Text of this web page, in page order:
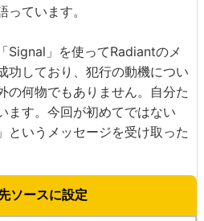
ています。
Signal」を使ってRadiantのメ
功しており、犯行の動機につい
の何物でもありません。自分た
ます。今回が初めてではない
というメッセージを受け取った
ソースに設定